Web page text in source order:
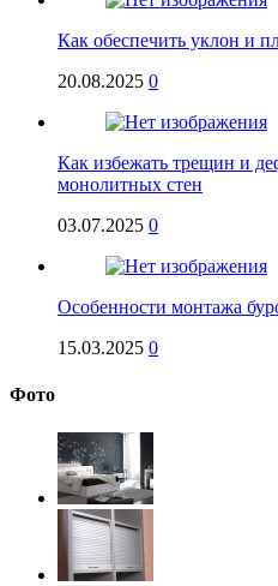
Как обеспечить уклон и
20.08.2025 0
Как избежать трещин и
монолитных стен
03.07.2025 0
Особенности монтажа
15.03.2025 0
Фото